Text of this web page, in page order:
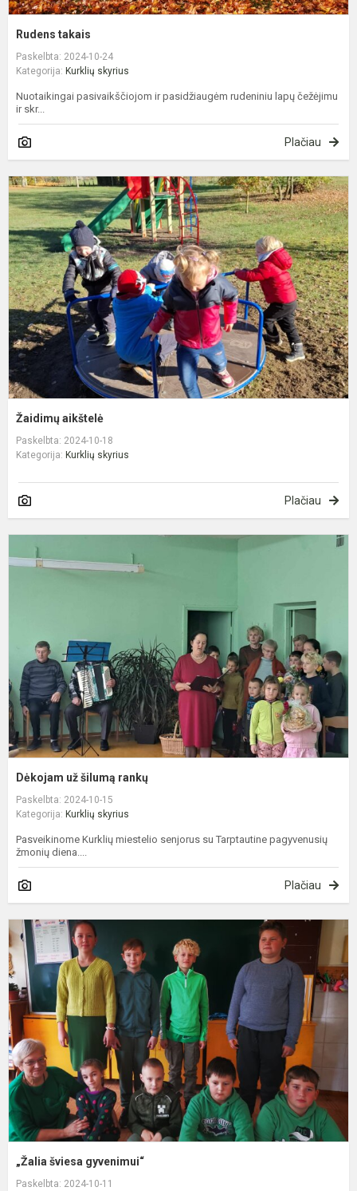
Rudens takais
Paskelbta: 2024-10-24
Kategorija: Kurklių skyrius
Nuotaikingai pasivaikščiojom ir pasidžiaugėm rudeniniu lapų čežėjimu
ir skr...
Plačiau
Žaidimų aikštelė
Paskelbta: 2024-10-18
Kategorija: Kurklių skyrius
Plačiau
Dėkojam už šilumą rankų
Paskelbta: 2024-10-15
Kategorija: Kurklių skyrius
Pasveikinome Kurklių miestelio senjorus su Tarptautine pagyvenusių
žmonių diena....
Plačiau
„Žalia šviesa gyvenimui“
Paskelbta: 2024-10-11